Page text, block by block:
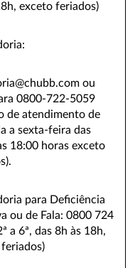
exceto feriados)
ou
0800-722-5059
de atendimento de
a sexta-feira das
18:00 horas exceto
para Deficiência
ou de Fala: 0800 724
a 6ª, das 8h às 18h,